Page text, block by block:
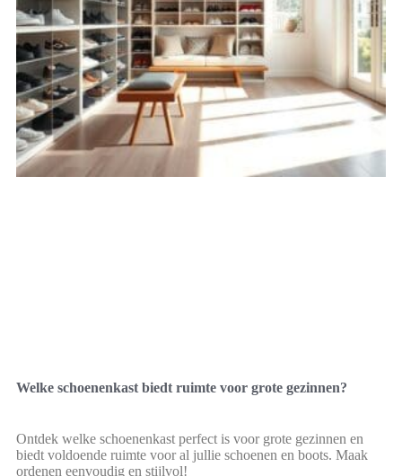
Welke schoenenkast biedt ruimte voor grote gezinnen?
Ontdek welke schoenenkast perfect is voor grote gezinnen en
biedt voldoende ruimte voor al jullie schoenen en boots. Maak
ordenen eenvoudig en stijlvol!